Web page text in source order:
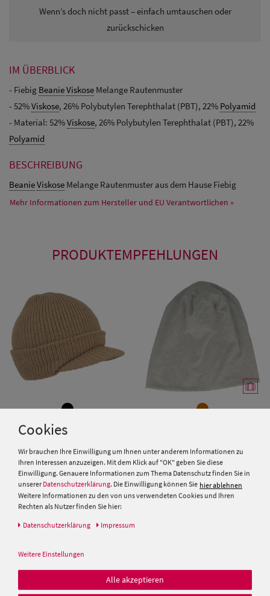
Sonnenschilder
Herren
Snapback Caps
Wenn’s doch nicht passt – einfach umtauschen oder
zurückschicken
IM ÜBERBLICK
- Fiebig BeanieViskose Melange Rautenmuster
- 52%Viskose, 26% Polybutylen Terephthalat (PBT), 22% Polyamid
- Material: 52%Viskose, 26% Polybutylen Terephthalat (PBT), 22%
Polyamid
BESCHREIBUNG
BeanieViskose Melange Rautenmuster aus dem Hause Fiebig
Mehr Informationen zum Hersteller und EU Verantwortlichen »
PRODUKTEMPFEHLUNGEN
Fiebig Schild-Strickmütze mit
9,95 € 19,99 €
Cookies
Wir brauchen Ihre Einwilligung um Ihnen unter anderem Informationen zu
Ihren Interessen anzuzeigen. Mit dem Klick auf "OK" geben Sie diese
Einwilligung. Genauere Informationen zum Thema Datenschutz finden Sie in
unserer Datenschutzerklärung. Die Einwilligung können Sie hier ablehnen
Weitere Informationen zu den von uns verwendeten Cookies und Ihren
Rechten als Nutzer finden Sie hier:
Daten­schutz­erklärung Impressum
Weitere Einstellungen
Alle akzeptieren